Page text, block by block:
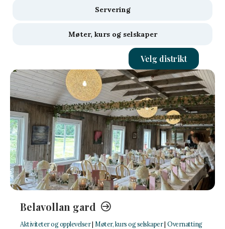
Servering
Møter, kurs og selskaper
Velg distrikt
Belavollan gard
Aktiviteter og opplevelser| Møter, kurs og selskaper| Overnatting